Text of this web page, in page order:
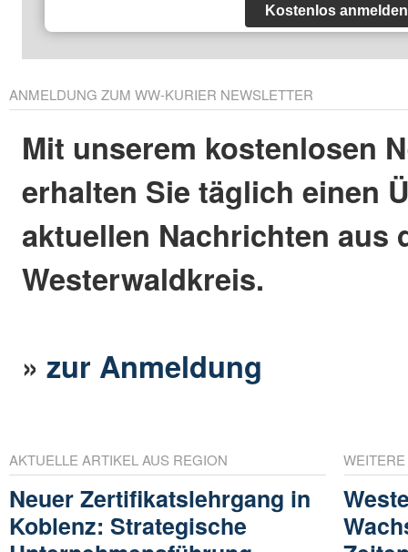
Kostenlos anmelden
ANMELDUNG ZUM WW-KURIER NEWSLETTER
Mit unserem kostenlosen
erhalten Sie täglich einen
aktuellen Nachrichten aus
Westerwaldkreis.
»zur Anmeldung
AKTUELLE ARTIKEL AUS REGION
Neuer Zertifikatslehrgang in
Koblenz: Strategische